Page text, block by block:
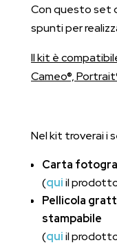
Con questo set
spunti per
Il kit è
Cameo®,
Nel kit troverai i
Carta
(quiil
Pellicola
stampabile
(quiil